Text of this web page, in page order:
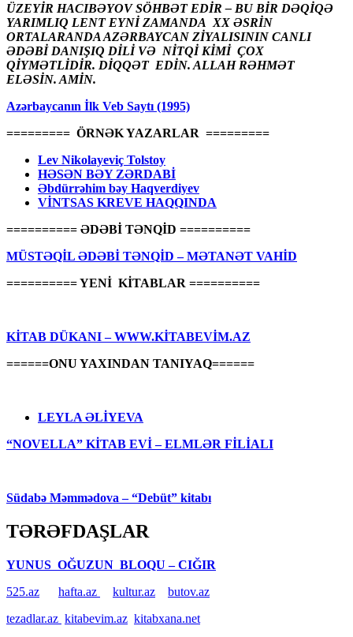
ÜZEYİR HACIBƏYOV SÖHBƏT EDİR – BU BİR DƏQİQƏ
YARIMLIQ LENT EYNİ ZAMANDA XX ƏSRİN
ORTALARANDA AZƏRBAYCAN ZİYALISININ CANLI
ƏDƏBİ DANIŞIQ DİLİ VƏ NİTQİ KİMİ ÇOX
QİYMƏTLİDİR. DİQQƏT EDİN. ALLAH RƏHMƏT
ELƏSİN. AMİN.
Azərbaycanın İlk Veb Saytı (1995)
========= ÖRNƏK YAZARLAR =========
Lev Nikolayeviç Tolstoy
HƏSƏN BƏY ZƏRDABİ
Əbdürrəhim bəy Haqverdiyev
VİNTSAS KREVE HAQQINDA
========== ƏDƏBİ TƏNQİD ==========
MÜSTƏQİL ƏDƏBİ TƏNQİD – MƏTANƏT VAHİD
========== YENİ KİTABLAR ==========
KİTAB DÜKANI – WWW.KİTABEVİM.AZ
======ONU YAXINDAN TANIYAQ======
LEYLA ƏLİYEVA
“NOVELLA” KİTAB EVİ – ELMLƏR FİLİALI
Südabə Məmmədova – “Debüt” kitabı
TƏRƏFDAŞLAR
YUNUS OĞUZUN BLOQU – CIĞIR
525.az
hafta.az kultur.az
butov.az
tezadlar.az kitabevim.az kitabxana.net